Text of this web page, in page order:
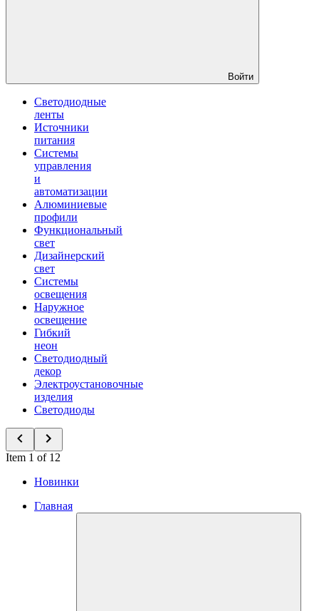
Войти
Светодиодные
ленты
Источники
питания
Системы
управления
и
автоматизации
Алюминиевые
профили
Функциональный
свет
Дизайнерский
свет
Системы
освещения
Наружное
освещение
Гибкий
неон
Светодиодный
декор
Электроустановочные
изделия
Светодиоды
Item 1 of 12
Новинки
Главная